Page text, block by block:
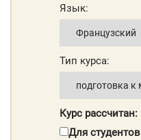
Язык:
Тип курса:
Курс рассчитан:
Для студентов